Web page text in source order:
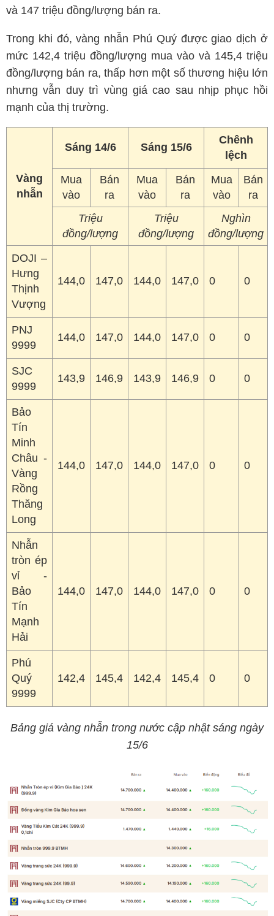
và 147 triệu đồng/lượng bán ra.
Trong khi đó, vàng nhẫn Phú Quý được giao dịch ở
mức 142,4 triệu đồng/lượng mua vào và 145,4 triệu
đồng/lượng bán ra, thấp hơn một số thương hiệu lớn
nhưng vẫn duy trì vùng giá cao sau nhịp phục hồi
mạnh của thị trường.
Vàng
nhẫn
Sáng 14/6 Sáng 15/6
Chênh
lệch
Mua
vào
Bán
ra
Mua
vào
Bán
ra
Mua
vào
Bán
ra
Triệu
đồng/lượng
Triệu
đồng/lượng
Nghìn
đồng/lượng
DOJI –
Hưng
Thịnh
Vượng
144,0 147,0 144,0 147,0 0 0
PNJ
9999
144,0 147,0 144,0 147,0 0 0
SJC
9999
143,9 146,9 143,9 146,9 0 0
Bảo
Tín
Minh
Châu -
Vàng
Rồng
Thăng
Long
144,0 147,0 144,0 147,0 0 0
Nhẫn
tròn ép
vỉ -
Bảo
Tín
Mạnh
Hải
144,0 147,0 144,0 147,0 0 0
Phú
Quý
9999
142,4 145,4 142,4 145,4 0 0
Bảng giá vàng nhẫn trong nước cập nhật sáng ngày
15/6